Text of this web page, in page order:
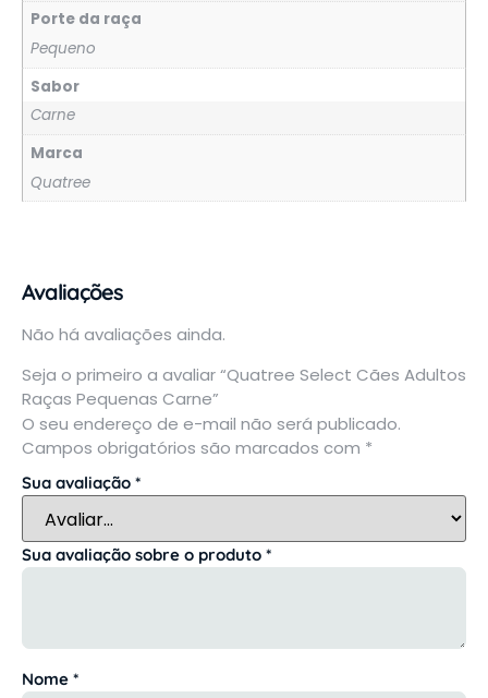
Porte da raça
Pequeno
Sabor
Carne
Marca
Quatree
Avaliações
Não há avaliações ainda.
Seja o primeiro a avaliar “Quatree Select Cães Adultos
Raças Pequenas Carne”
O seu endereço de e-mail não será publicado.
Campos obrigatórios são marcados com *
Sua avaliação *
Sua avaliação sobre o produto *
Nome *